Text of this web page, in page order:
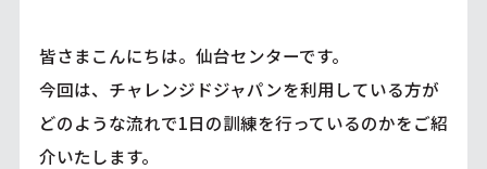
皆さまこんにちは。仙台センターです。
今回は、チャレンジドジャパンを利用している方が
どのような流れで1日の訓練を行っているのかをご紹
介いたします。